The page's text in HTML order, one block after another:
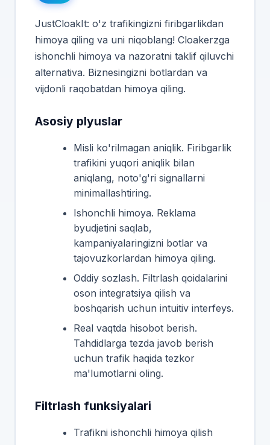
JustCloakIt: o'z trafikingizni firibgarlikdan
himoya qiling va uni niqoblang! Cloakerzga
ishonchli himoya va nazoratni taklif qiluvchi
alternativa. Biznesingizni botlardan va
vijdonli raqobatdan himoya qiling.
Asosiy plyuslar
Misli ko'rilmagan aniqlik. Firibgarlik
trafikini yuqori aniqlik bilan
aniqlang, noto'g'ri signallarni
minimallashtiring.
Ishonchli himoya. Reklama
byudjetini saqlab,
kampaniyalaringizni botlar va
tajovuzkorlardan himoya qiling.
Oddiy sozlash. Filtrlash qoidalarini
oson integratsiya qilish va
boshqarish uchun intuitiv interfeys.
Real vaqtda hisobot berish.
Tahdidlarga tezda javob berish
uchun trafik haqida tezkor
ma'lumotlarni oling.
Filtrlash funksiyalari
Trafikni ishonchli himoya qilish